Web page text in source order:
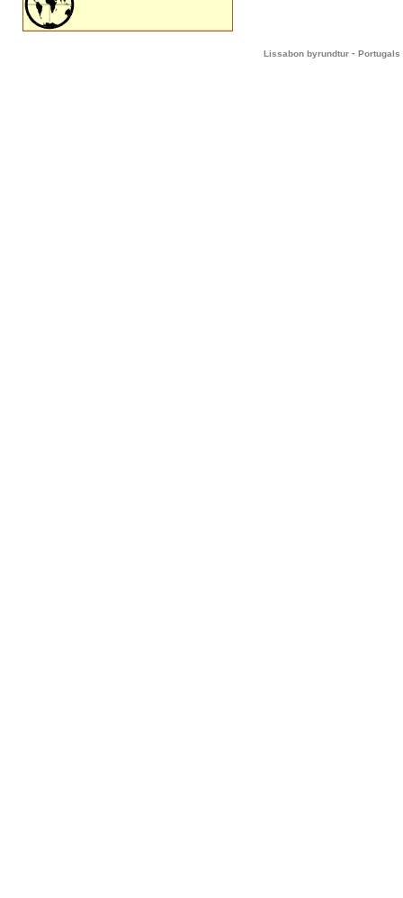
Lissabon byrundtur - Portugals